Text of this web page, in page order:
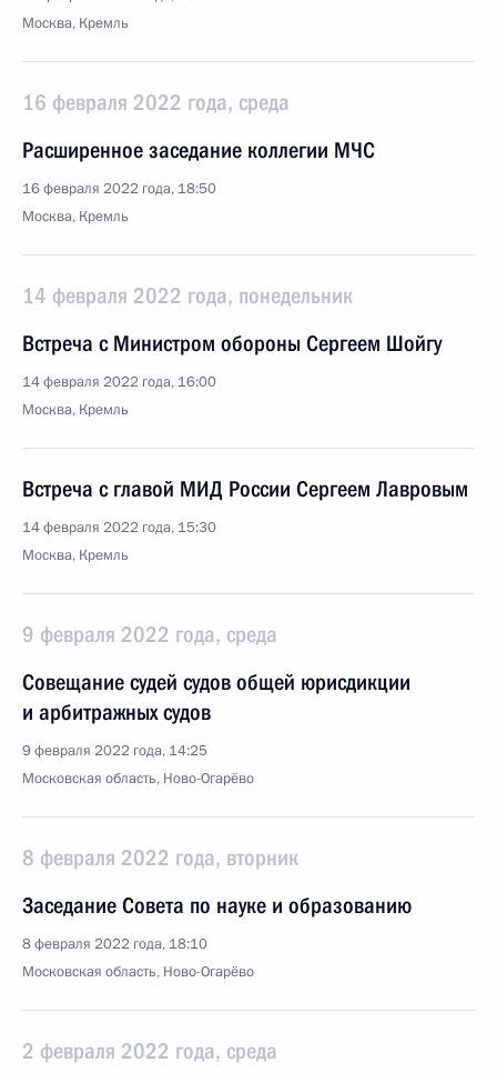
Москва, Кремль
16 февраля 2022 года, среда
Расширенное заседание коллегии МЧС
16 февраля 2022 года, 18:50
Москва, Кремль
14 февраля 2022 года, понедельник
Встреча с Министром обороны Сергеем Шойгу
14 февраля 2022 года, 16:00
Москва, Кремль
Встреча с главой МИД России Сергеем Лавровым
14 февраля 2022 года, 15:30
Москва, Кремль
9 февраля 2022 года, среда
Совещание судей судов общей юрисдикции
и арбитражных судов
9 февраля 2022 года, 14:25
Московская область, Ново-Огарёво
8 февраля 2022 года, вторник
Заседание Совета по науке и образованию
8 февраля 2022 года, 18:10
Московская область, Ново-Огарёво
2 февраля 2022 года, среда